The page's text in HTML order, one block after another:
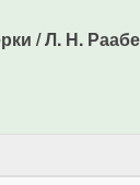
/ Л. Н.